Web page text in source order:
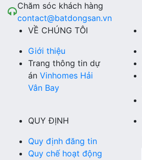
Chăm sóc khách hàng
contact@batdongsan.vn
VỀ CHÚNG TÔI
Giới thiệu
Trang thông tin dự
án Vinhomes Hải
Vân Bay
QUY ĐỊNH
Quy định đăng tin
Quy chế hoạt động